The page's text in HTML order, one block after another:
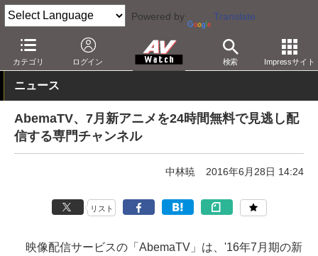
Powered by Translate
カテゴリ ログイン 検索 Impressサイト
AV Watch コンテンツ・サービス 映像配信 AbemaTV
ニュース
AbemaTV、7月新アニメを24時間無料で見逃し配
信する専門チャンネル
中林暁 2016年6月28日 14:24
リスト
映像配信サービスの「AbemaTV」は、'16年7月期の新